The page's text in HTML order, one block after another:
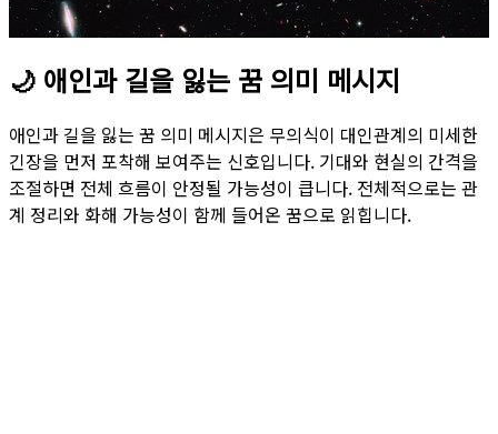
🌙 애인과 길을 잃는 꿈 의미 메시지
애인과 길을 잃는 꿈 의미 메시지은 무의식이 대인관계의 미세한
긴장을 먼저 포착해 보여주는 신호입니다. 기대와 현실의 간격을
조절하면 전체 흐름이 안정될 가능성이 큽니다. 전체적으로는 관
계 정리와 화해 가능성이 함께 들어온 꿈으로 읽힙니다.